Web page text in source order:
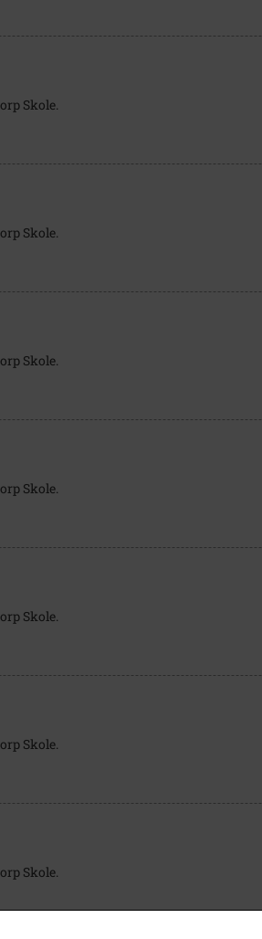
Skole.
Skole.
Skole.
Skole.
Skole.
Skole.
Skole.